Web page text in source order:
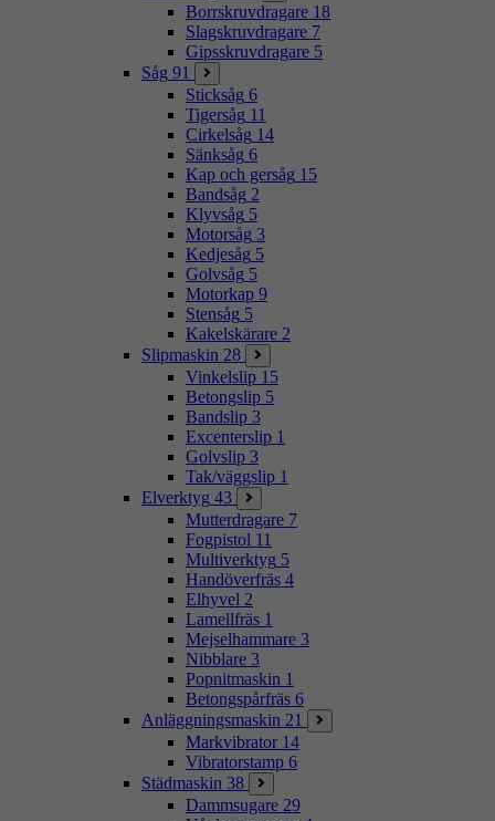
Borrskruvdragare 18
Slagskruvdragare 7
Gipsskruvdragare 5
Såg 91
Sticksåg 6
Tigersåg 11
Cirkelsåg 14
Sänksåg 6
Kap och gersåg 15
Bandsåg 2
Klyvsåg 5
Motorsåg 3
Kedjesåg 5
Golvsåg 5
Motorkap 9
Stensåg 5
Kakelskärare 2
Slipmaskin 28
Vinkelslip 15
Betongslip 5
Bandslip 3
Excenterslip 1
Golvslip 3
Tak/väggslip 1
Elverktyg 43
Mutterdragare 7
Fogpistol 11
Multiverktyg 5
Handöverfräs 4
Elhyvel 2
Lamellfräs 1
Mejselhammare 3
Nibblare 3
Popnitmaskin 1
Betongspårfräs 6
Anläggningsmaskin 21
Markvibrator 14
Vibratorstamp 6
Städmaskin 38
Dammsugare 29